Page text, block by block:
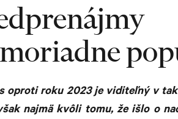
oproti roku 2023 je viditeľný v
najmä kvôli tomu, že išlo o